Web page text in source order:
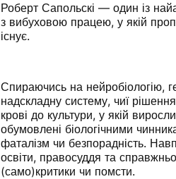
Роберт Сапольскі — один із
з вибуховою працею, у якій
існує.
Спираючись на нейробіологію,
надскладну систему, чиї
крові до культури, у якій
обумовлені біологічними
фаталізм чи безпорадність.
освіти, правосуддя та
(само)критики чи помсти.